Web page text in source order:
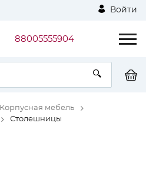
Войти
88005555904
Корпусная мебель
Столешницы